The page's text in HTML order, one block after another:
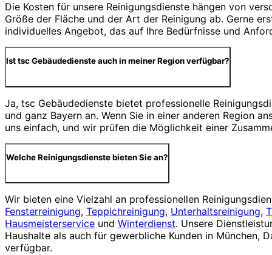
Die Kosten für unsere Reinigungsdienste hängen von
Größe der Fläche und der Art der Reinigung ab. Gerne
individuelles Angebot, das auf Ihre Bedürfnisse und
Ist tsc Gebäudedienste auch in meiner Region verfügbar?
Ja, tsc Gebäudedienste bietet professionelle
und ganz Bayern an. Wenn Sie in einer anderen Region
uns einfach, und wir prüfen die Möglichkeit einer
Welche Reinigungsdienste bieten Sie an?
Wir bieten eine Vielzahl an professionellen
Fensterreinigung, Teppichreinigung, Unterhaltsreinigung,
Hausmeisterservice und Winterdienst. Unsere
Haushalte als auch für gewerbliche Kunden in München,
verfügbar.